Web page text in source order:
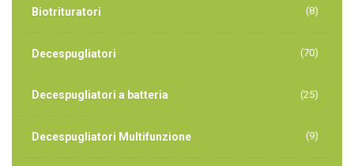
Biotrituratori (8)
Decespugliatori (70)
Decespugliatori a batteria (25)
Decespugliatori Multifunzione (9)